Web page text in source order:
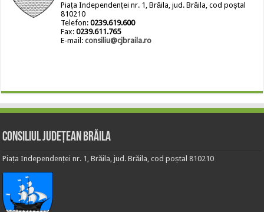
Piața Independenței nr. 1, Brăila, jud. Brăila, cod poștal
810210
Telefon:0239.619.600
Fax:0239.611.765
E-mail:consiliu@cjbraila.ro
Consiliul Județean Brăila
Piața Independenței nr. 1, Brăila, jud. Brăila, cod poștal 810210